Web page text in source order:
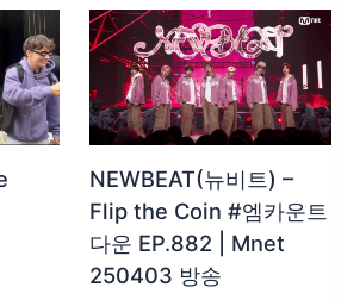
NEWBEAT(뉴비트) –
Flip the Coin #엠카운트
다운 EP.882 | Mnet
250403 방송